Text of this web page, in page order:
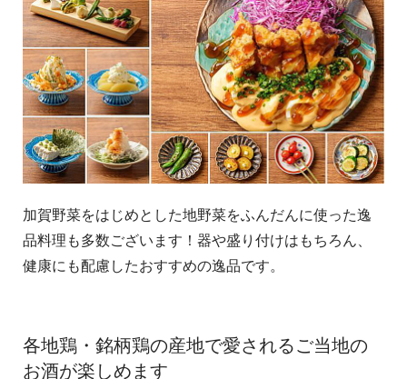
加賀野菜をはじめとした地野菜をふんだんに使った逸
品料理も多数ございます！器や盛り付けはもちろん、
健康にも配慮したおすすめの逸品です。
各地鶏・銘柄鶏の産地で愛されるご当地の
お酒が楽しめます